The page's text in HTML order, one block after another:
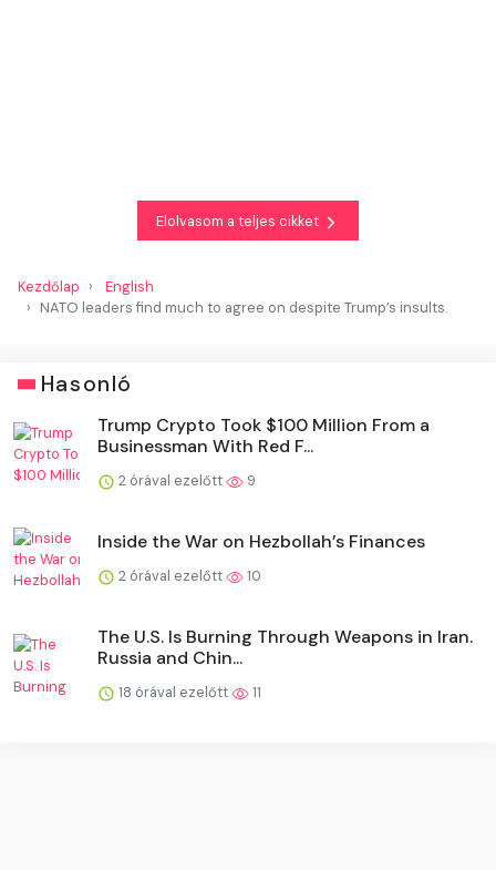
Elolvasom a teljes cikket
Kezdőlap
English
NATO leaders find much to agree on despite Trump’s insults.
Hasonló
Trump Crypto Took $100 Million From a
Businessman With Red F...
2 órával ezelőtt 9
Inside the War on Hezbollah’s Finances
2 órával ezelőtt 10
The U.S. Is Burning Through Weapons in Iran.
Russia and Chin...
18 órával ezelőtt 11